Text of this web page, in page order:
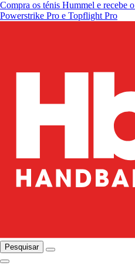
Compra os ténis Hummel e recebe o
Powerstrike Pro e Topflight Pro
Pesquisar